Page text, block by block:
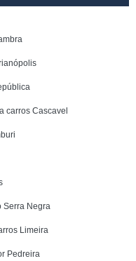
carros Cascavel
Serra Negra
Limeira
Pedreira